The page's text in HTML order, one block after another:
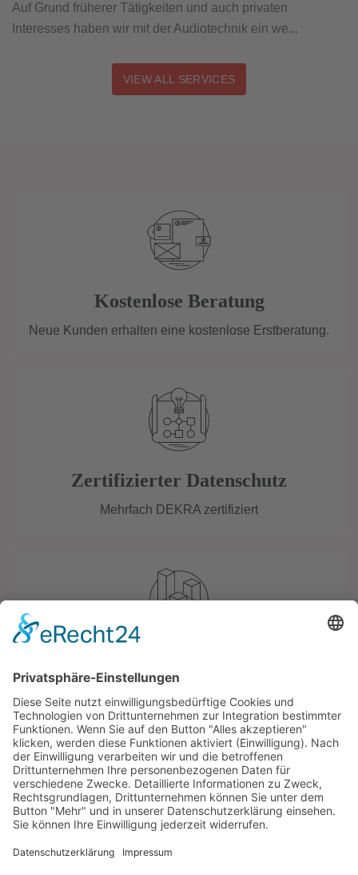
Auf Grund früherer Tätigkeiten und auch privaten
Interesses haben wir mit der Audiotechnik ein we...
VIEW ALL SERVICES
Kostenlose Beratung
Neue Kunden erhalten eine kostenlose Erstberatung.
Zertifizierter Datenschutz
Mehrfach DEKRA zertifiziert
Meldestelle nach dem HinSchG
davito - Datenschutz